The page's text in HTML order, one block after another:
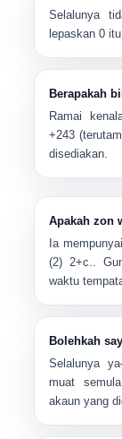
Selalunya
lepaskan 0
Berapakah
Ramai
+243
disediakan.
Apakah zon
Ia
(2) 2+c..
waktu
Bolehkah
Selalunya
muat
akaun yang